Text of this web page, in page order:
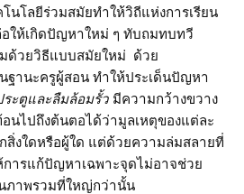
นโลยีร่วมสมัยทำให้วิถีแห่งการเรียน
ให้เกิดปัญหาใหม่ ๆ ทับถมทบทวี
ด้วยวิธีแบบสมัยใหม่ ด้วย
ฐานะครูผู้สอน ทำให้ประเด็นปัญหา
ระตูและลืมล้อมรั้ว มีความกว้างขวาง
นไปถึงต้นตอได้ว่ามูลเหตุของแต่ละ
สิ่งใดหรือผู้ใด แต่ด้วยความล่มสลายที่
ารแก้ปัญหาเฉพาะจุดไม่อาจช่วย
ภาพรวมที่ใหญ่กว่านั้น